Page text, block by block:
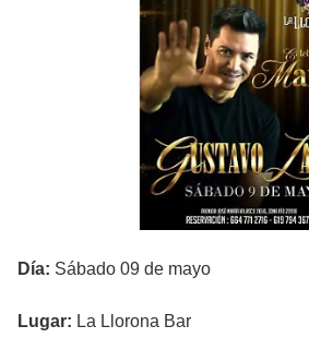
Día: Sábado 09 de mayo
Lugar: La Llorona Bar